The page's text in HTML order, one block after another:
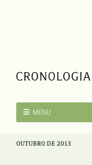
MENU
OUTUBRO DE 2013